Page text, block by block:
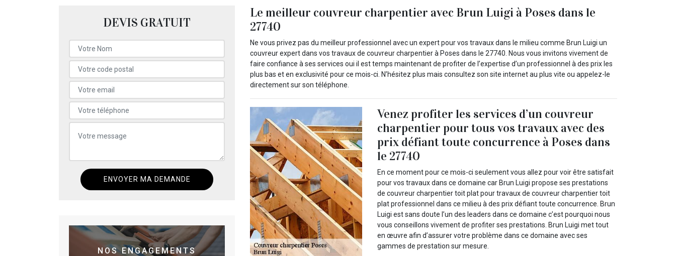
DEVIS GRATUIT
NOS ENGAGEMENTS
Le meilleur couvreur charpentier avec Brun Luigi à Poses dans le
27740
Ne vous privez pas du meilleur professionnel avec un expert pour vos travaux dans le milieu comme Brun Luigi un
couvreur expert dans vos travaux de couvreur charpentier à Poses dans le 27740. Nous vous invitons vivement de
faire confiance à ses services oui il est temps maintenant de profiter de l’expertise d’un professionnel à des prix les
plus bas et en exclusivité pour ce mois-ci. N’hésitez plus mais consultez son site internet au plus vite ou appelez-le
directement sur son téléphone.
Venez profiter les services d’un couvreur
charpentier pour tous vos travaux avec des
prix défiant toute concurrence à Poses dans
le 27740
En ce moment pour ce mois-ci seulement vous allez pour voir être satisfait
pour vos travaux dans ce domaine car Brun Luigi propose ses prestations
de couvreur charpentier toit plat pour travaux de couvreur charpentier toit
plat professionnel dans ce milieu à des prix défiant toute concurrence. Brun
Luigi est sans doute l’un des leaders dans ce domaine c’est pourquoi nous
vous conseillons vivement de profiter ses prestations. Brun Luigi met tout
en œuvre afin d’assurer votre problème dans ce domaine avec ses
gammes de prestation sur mesure.